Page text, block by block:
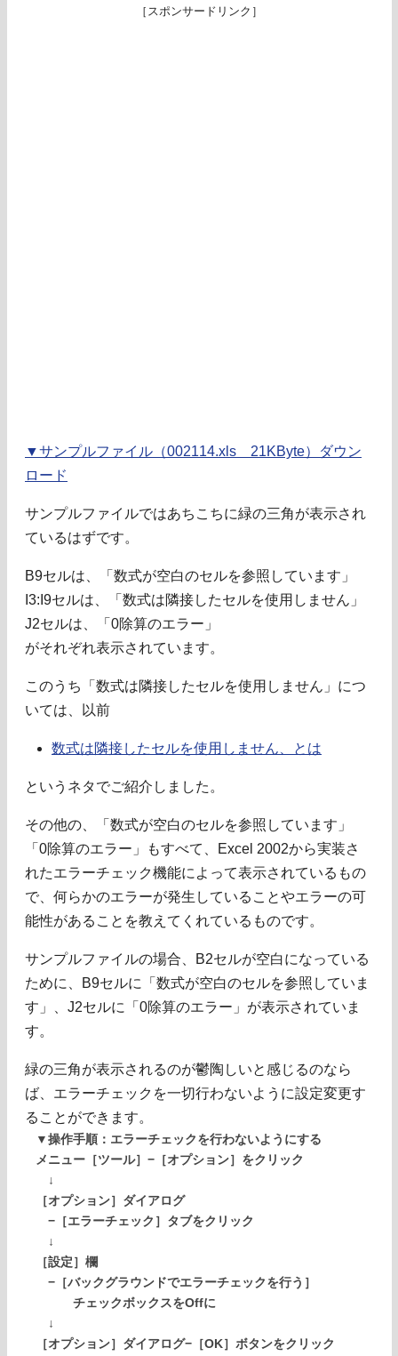
［スポンサードリンク］
▼サンプルファイル（002114.xls 21KByte）ダウン
ロード
サンプルファイルではあちこちに緑の三角が表示され
ているはずです。
B9セルは、「数式が空白のセルを参照しています」
I3:I9セルは、「数式は隣接したセルを使用しません」
J2セルは、「0除算のエラー」
がそれぞれ表示されています。
このうち「数式は隣接したセルを使用しません」につ
いては、以前
数式は隣接したセルを使用しません、とは
というネタでご紹介しました。
その他の、「数式が空白のセルを参照しています」
「0除算のエラー」もすべて、Excel 2002から実装さ
れたエラーチェック機能によって表示されているもの
で、何らかのエラーが発生していることやエラーの可
能性があることを教えてくれているものです。
サンプルファイルの場合、B2セルが空白になっている
ために、B9セルに「数式が空白のセルを参照していま
す」、J2セルに「0除算のエラー」が表示されていま
す。
緑の三角が表示されるのが鬱陶しいと感じるのなら
ば、エラーチェックを一切行わないように設定変更す
ることができます。
▼操作手順：エラーチェックを行わないようにする
メニュー［ツール］−［オプション］をクリック
↓
［オプション］ダイアログ
−［エラーチェック］タブをクリック
↓
［設定］欄
−［バックグラウンドでエラーチェックを行う］
チェックボックスをOffに
↓
［オプション］ダイアログ−［OK］ボタンをクリック